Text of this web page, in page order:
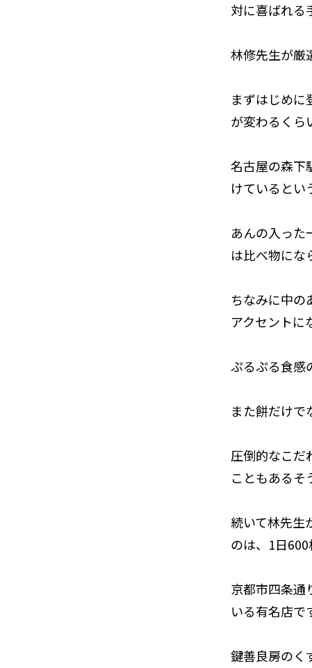
対に喜ばれる
林修先生が厳
まずはじめ
が変わるくら
名古屋の森下
けているとい
あんの入った
は比べ物にな
ちなみに中の
アクセントに
ぷるぷる食感
また餅だけで
圧倒的なこだ
こともあるそ
続いて林先生
のは、1日600
京都市四条通
いる有名店で
鍵善良房のく